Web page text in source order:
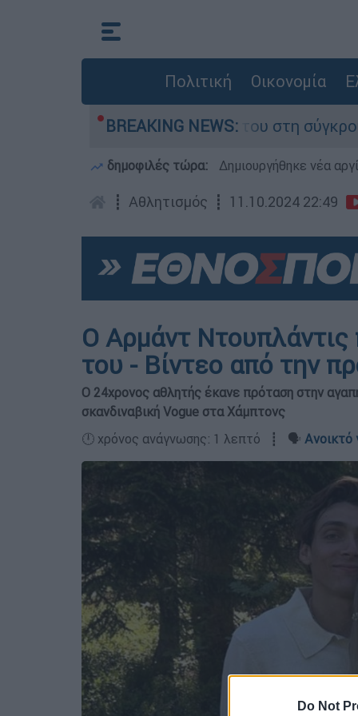
Do Not
Πολιτική Οικονομία
BREAKING NEWS:
που έχασε τη ζωή του στη σύγκρουση
δημοφιλές τώρα: Δημιουργήθηκε νέα
┋ Αθλητισμός ┋ 11.10.2024 22:49
Ο Αρμάντ Ντουπλάντις
του - Βίντεο από την
Ο 24χρονος αθλητής έκανε πρόταση στην
σκανδιναβική Vogue στα Χάμπτονς
🕛 χρόνος ανάγνωσης: 1 λεπτό ┋ 🗣️ Ανοικτό